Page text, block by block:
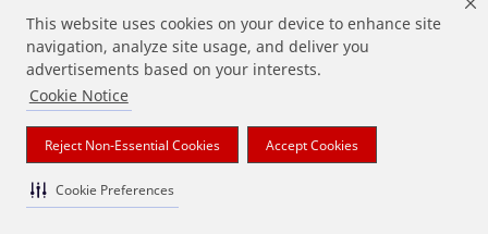
This website uses cookies on your device to enhance site
navigation, analyze site usage, and deliver you
advertisements based on your interests.
Cookie Notice
Reject Non-Essential Cookies Accept Cookies
Cookie Preferences